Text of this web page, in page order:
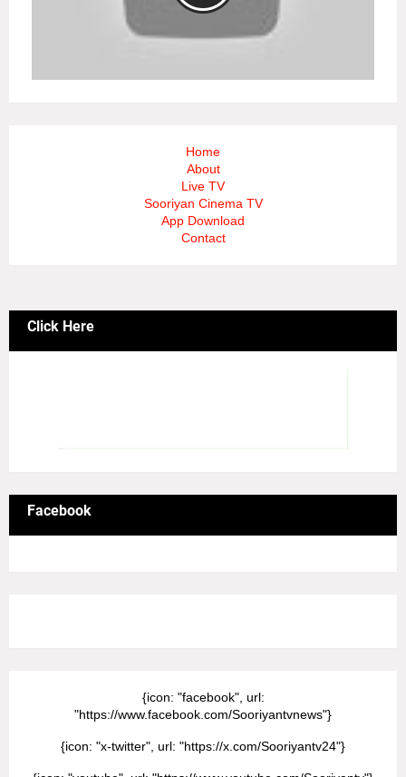
Home
About
Live TV
Sooriyan Cinema TV
App Download
Contact
Click Here
Facebook
{icon: "facebook", url:
"https://www.facebook.com/Sooriyantvnews"}
{icon: "x-twitter", url: "https://x.com/Sooriyantv24"}